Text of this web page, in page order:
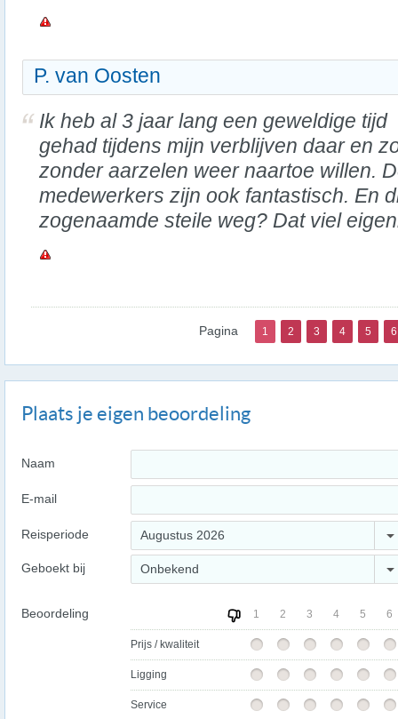
P. van Oosten
Ik heb al 3 jaar lang een geweldige tijd
gehad tijdens mijn verblijven daar en
zonder aarzelen weer naartoe willen.
medewerkers zijn ook fantastisch. En
zogenaamde steile weg? Dat viel
Pagina 1 2 3 4 5 6
Plaats je eigen beoordeling
Naam
E-mail
Reisperiode Augustus 2026
Geboekt bij Onbekend
Beoordeling 1 2 3 4 5 6
Prijs / kwaliteit
Ligging
Service